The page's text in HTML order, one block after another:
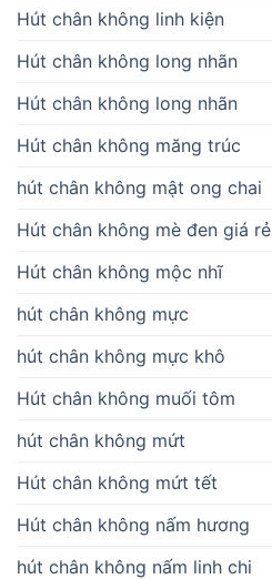
Hút chân không linh kiện
Hút chân không long nhãn
Hút chân không long nhãn
Hút chân không măng trúc
hút chân không mật ong chai
Hút chân không mè đen giá rẻ
Hút chân không mộc nhĩ
hút chân không mực
hút chân không mực khô
Hút chân không muối tôm
hút chân không mứt
Hút chân không mứt tết
Hút chân không nấm hương
hút chân không nấm linh chi